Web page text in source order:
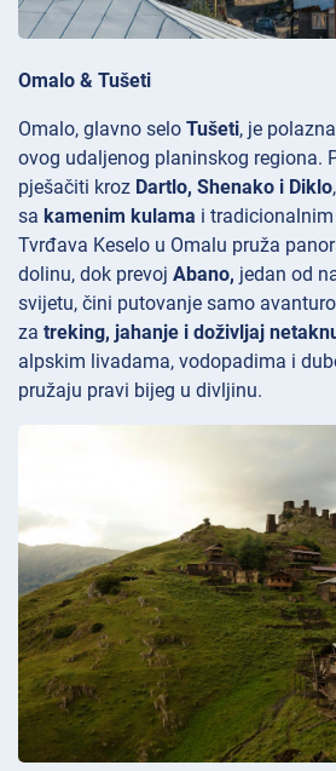
Omalo & Tušeti
Omalo, glavno selo Tušeti, je
ovog udaljenog planinskog regiona.
pješačiti kroz Dartlo, Shenako i Diklo
sa kamenim kulama i
Tvrđava Keselo u Omalu pruža
dolinu, dok prevoj Abano, jedan od
svijetu, čini putovanje samo
za treking, jahanje i doživljaj
alpskim livadama, vodopadima i
pružaju pravi bijeg u divljinu.